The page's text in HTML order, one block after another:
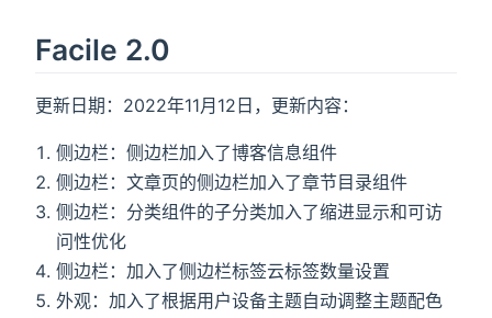
Facile 2.0
更新日期：2022年11月12日，更新内容：
侧边栏：侧边栏加入了博客信息组件
侧边栏：文章页的侧边栏加入了章节目录组件
侧边栏：分类组件的子分类加入了缩进显示和可访
问性优化
侧边栏：加入了侧边栏标签云标签数量设置
外观：加入了根据用户设备主题自动调整主题配色